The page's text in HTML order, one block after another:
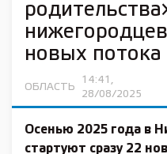
новых потока
ОБЛАСТЬ
14:41,
28/08/2025
Осенью 2025 года в
стартуют сразу 22